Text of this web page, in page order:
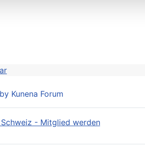
Kunena Forum